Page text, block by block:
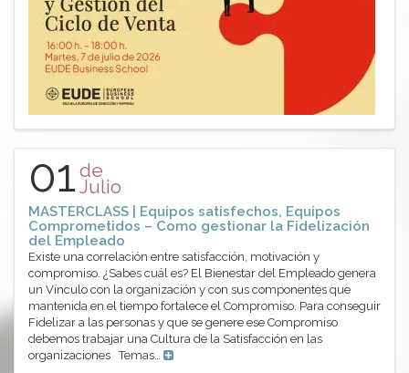
01 de
Julio
MASTERCLASS | Equipos satisfechos, Equipos
Comprometidos – Como gestionar la Fidelización
del Empleado
Existe una correlación entre satisfacción, motivación y
compromiso. ¿Sabes cuál es? El Bienestar del Empleado genera
un Vínculo con la organización y con sus componentes que
mantenida en el tiempo fortalece el Compromiso. Para conseguir
Fidelizar a las personas y que se genere ese Compromiso
debemos trabajar una Cultura de la Satisfacción en las
organizaciones Temas…